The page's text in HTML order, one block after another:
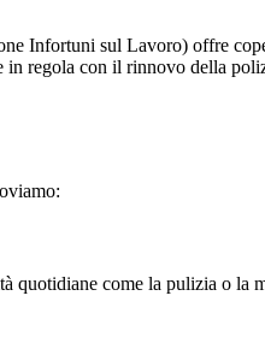
Infortuni sul Lavoro) offre
regola con il rinnovo della
come la pulizia o la